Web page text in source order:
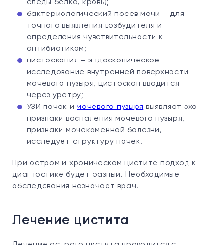
следы белка, кровь);
бактериологический посев мочи – для
точного выявления возбудителя и
определения чувствительности к
антибиотикам;
цистоскопия – эндоскопическое
исследование внутренней поверхности
мочевого пузыря, цистоскоп вводится
через уретру;
УЗИ почек и мочевого пузыря выявляет эхо-
признаки воспаления мочевого пузыря,
признаки мочекаменной болезни,
исследует структуру почек.
При остром и хроническом цистите подход к
диагностике будет разный. Необходимые
обследования назначает врач.
Лечение цистита